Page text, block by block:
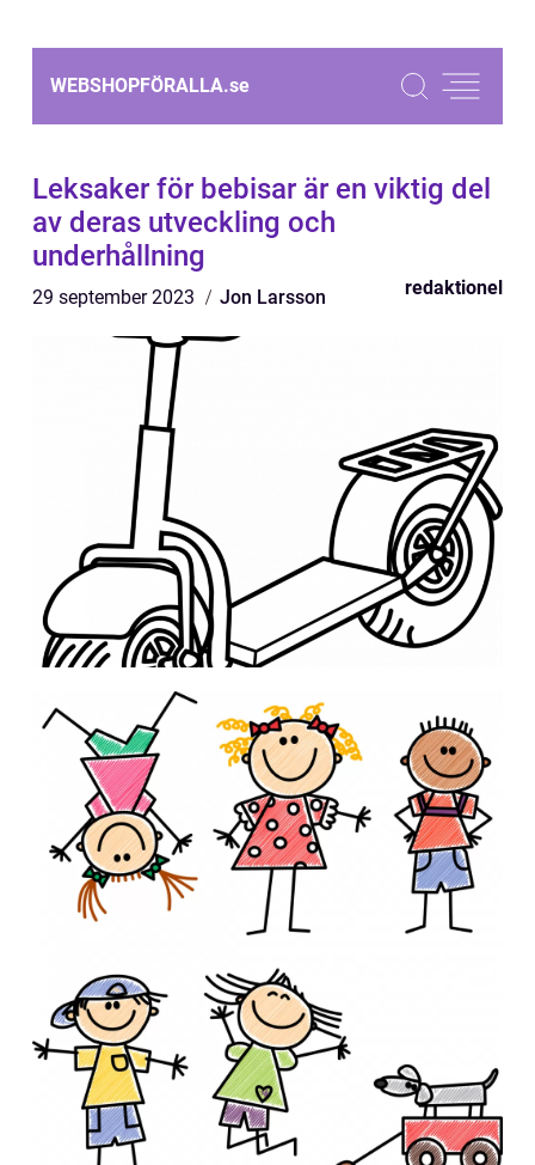
WEBSHOPFÖRALLA.se
Leksaker för bebisar är en viktig del
av deras utveckling och
underhållning
29 september 2023 Jon Larsson redaktionel